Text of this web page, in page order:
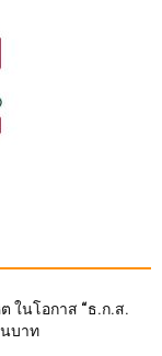
ในโอกาส “ธ.ก.ส.
บาท